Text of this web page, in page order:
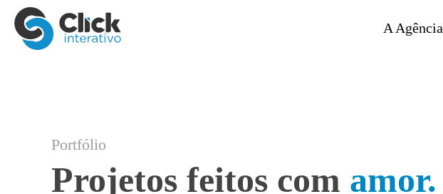
A Agência
Portfólio
Projetos feitos com amor.